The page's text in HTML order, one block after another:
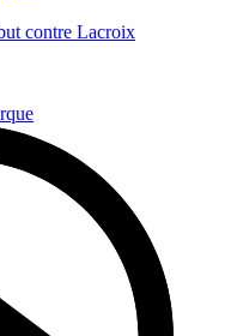
contre Lacroix